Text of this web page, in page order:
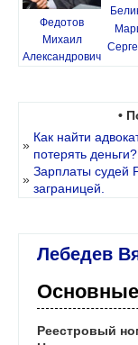
Федотов
Михаил
Александрович
•
»
Как найти
потерять деньги?
»
Зарплаты судей
заграницей.
Лебедев
Реестровый